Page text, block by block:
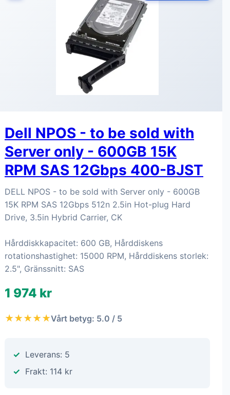
Dell NPOS - to be sold with
Server only - 600GB 15K
RPM SAS 12Gbps 400-BJST
DELL NPOS - to be sold with Server only - 600GB
15K RPM SAS 12Gbps 512n 2.5in Hot-plug Hard
Drive, 3.5in Hybrid Carrier, CK
Hårddiskkapacitet: 600 GB, Hårddiskens
rotationshastighet: 15000 RPM, Hårddiskens storlek:
2.5", Gränssnitt: SAS
1 974 kr
★★★★★Vårt betyg: 5.0 / 5
Leverans: 5
Frakt: 114 kr